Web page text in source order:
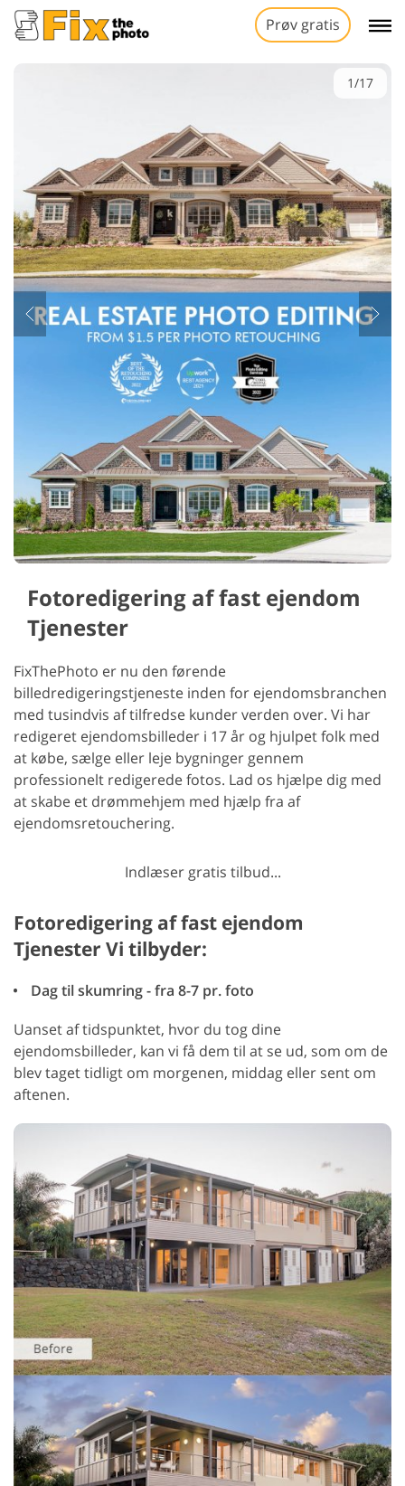
Prøv gratis
1/17
Fotoredigering af fast ejendom
Tjenester
FixThePhoto er nu den førende
billedredigeringstjeneste inden for ejendomsbranchen
med tusindvis af tilfredse kunder verden over. Vi har
redigeret ejendomsbilleder i 17 år og hjulpet folk med
at købe, sælge eller leje bygninger gennem
professionelt redigerede fotos. Lad os hjælpe dig med
at skabe et drømmehjem med hjælp fra af
ejendomsretouchering.
Indlæser gratis tilbud...
Fotoredigering af fast ejendom
Tjenester Vi tilbyder:
Dag til skumring - fra 8-7 pr. foto
Uanset af tidspunktet, hvor du tog dine
ejendomsbilleder, kan vi få dem til at se ud, som om de
blev taget tidligt om morgenen, middag eller sent om
aftenen.